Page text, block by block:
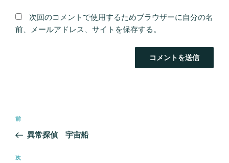
次回のコメントで使用するためブラウザーに自分の名
前、メールアドレス、サイトを保存する。
ナ
ビ
前
の
稿
前
異常探偵 宇宙船
次
次